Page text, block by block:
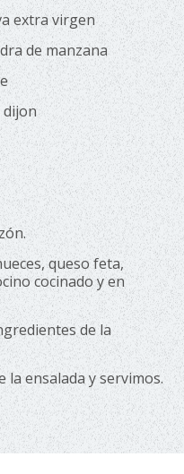
extra virgen
de manzana
dijon
queso feta,
cocinado y en
de la
la ensalada y servimos.